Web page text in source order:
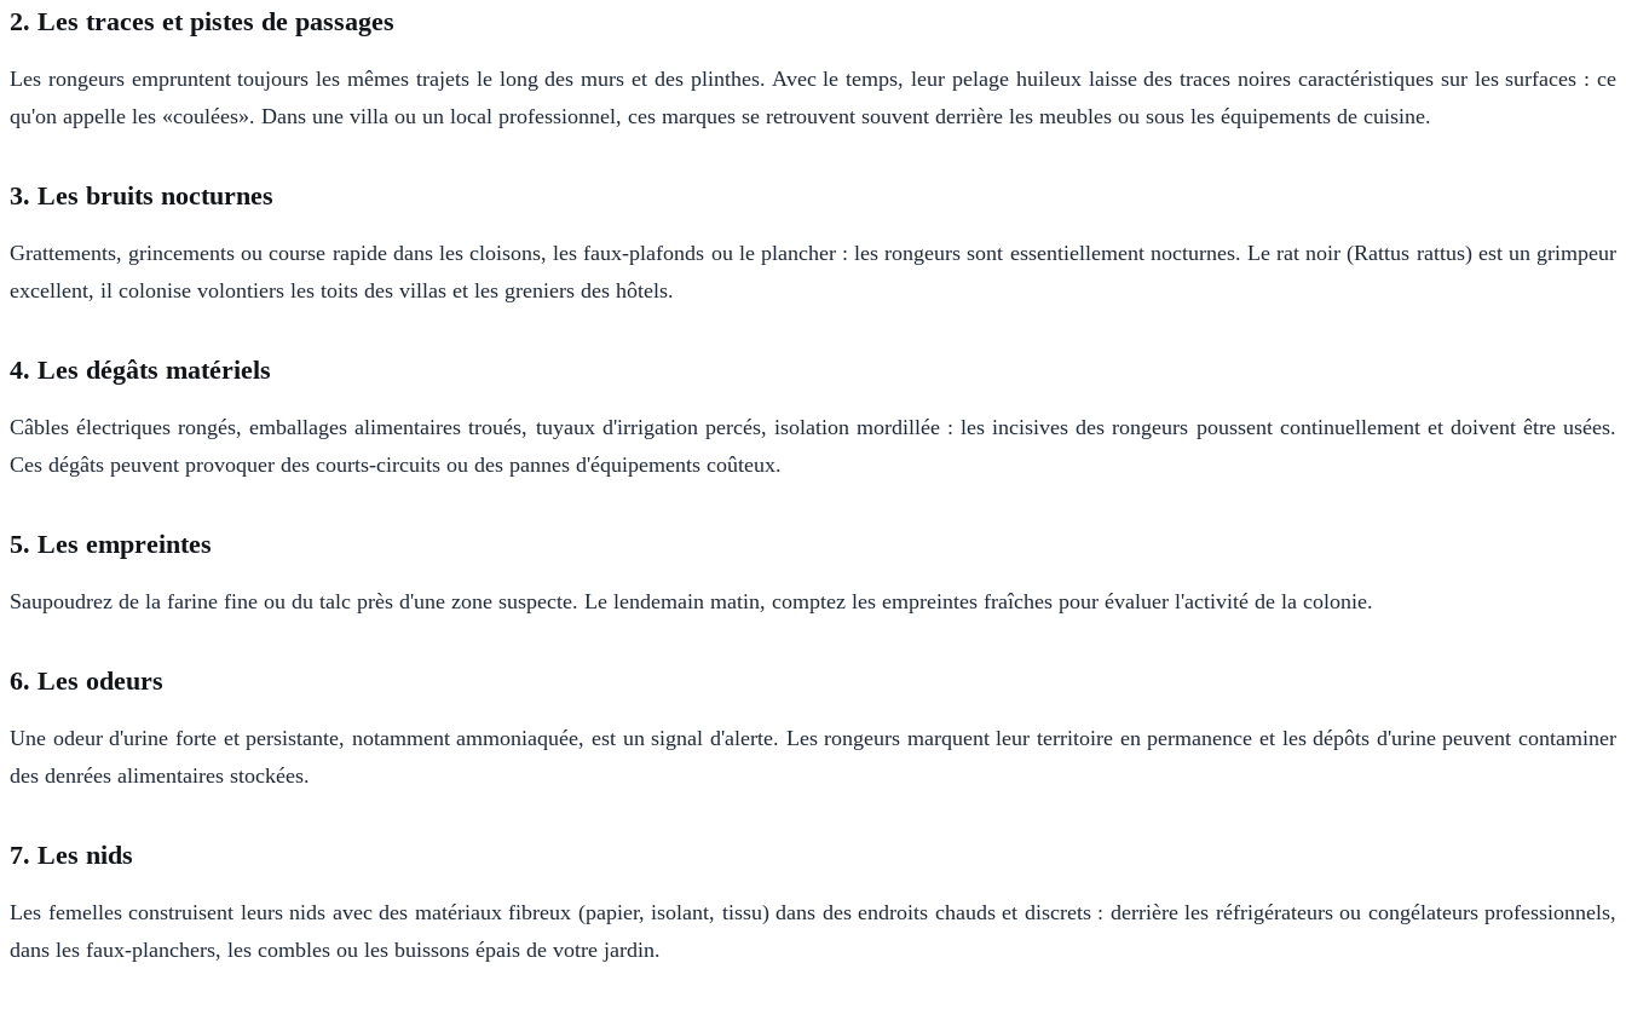
2. Les traces et pistes de passages
Les rongeurs empruntent toujours les mêmes trajets le long des murs et des plinthes. Avec le temps, leur pelage huileux laisse des traces noires caractéristiques sur les surfaces : ce
qu'on appelle les «coulées». Dans une villa ou un local professionnel, ces marques se retrouvent souvent derrière les meubles ou sous les équipements de cuisine.
3. Les bruits nocturnes
Grattements, grincements ou course rapide dans les cloisons, les faux-plafonds ou le plancher : les rongeurs sont essentiellement nocturnes. Le rat noir (Rattus rattus) est un grimpeur
excellent, il colonise volontiers les toits des villas et les greniers des hôtels.
4. Les dégâts matériels
Câbles électriques rongés, emballages alimentaires troués, tuyaux d'irrigation percés, isolation mordillée : les incisives des rongeurs poussent continuellement et doivent être usées.
Ces dégâts peuvent provoquer des courts-circuits ou des pannes d'équipements coûteux.
5. Les empreintes
Saupoudrez de la farine fine ou du talc près d'une zone suspecte. Le lendemain matin, comptez les empreintes fraîches pour évaluer l'activité de la colonie.
6. Les odeurs
Une odeur d'urine forte et persistante, notamment ammoniaquée, est un signal d'alerte. Les rongeurs marquent leur territoire en permanence et les dépôts d'urine peuvent contaminer
des denrées alimentaires stockées.
7. Les nids
Les femelles construisent leurs nids avec des matériaux fibreux (papier, isolant, tissu) dans des endroits chauds et discrets : derrière les réfrigérateurs ou congélateurs professionnels,
dans les faux-planchers, les combles ou les buissons épais de votre jardin.